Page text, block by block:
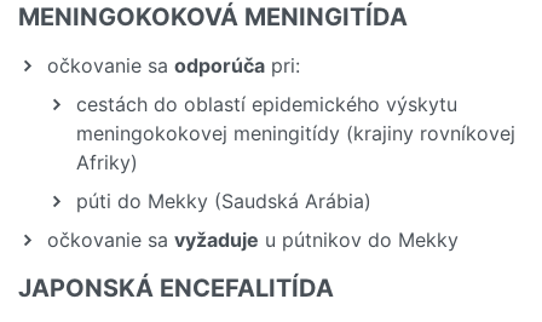
MENINGOKOKOVÁ MENINGITÍDA
očkovanie sa odporúča pri:
cestách do oblastí epidemického výskytu
meningokokovej meningitídy (krajiny rovníkovej
Afriky)
púti do Mekky (Saudská Arábia)
očkovanie sa vyžaduje u pútnikov do Mekky
JAPONSKÁ ENCEFALITÍDA